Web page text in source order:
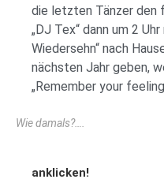
die letzten Tänzer den
„DJ Tex“ dann um 2
Wiedersehn“ nach
nächsten Jahr geben,
„Remember your
Wie damals?….
anklicken!